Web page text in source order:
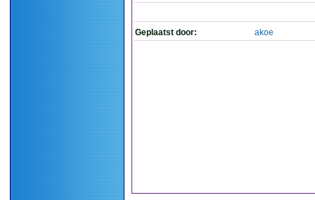
Geplaatst door: akoe